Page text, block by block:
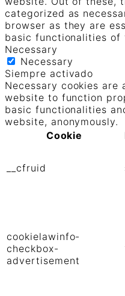
categorized as
browser as they are
basic functionalities of
Necessary
Necessary
Siempre activado
Necessary cookies
website to function
basic functionalities
website, anonymously.
Cookie
__cfruid
cookielawinfo-
checkbox-
advertisement